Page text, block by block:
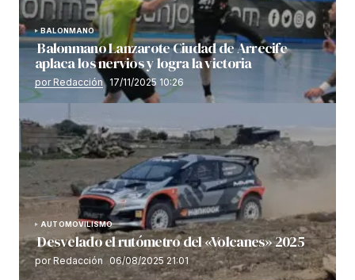
BALONMANO
Balonmano Lanzarote Ciudad de Arrecife
aplaca los nervios y logra la victoria
por Redacción 17/11/2025 10:26
AUTOMOVILISMO
Desvelado el rutómetro del «Volcanes» 2025
por Redacción 06/08/2025 21:01